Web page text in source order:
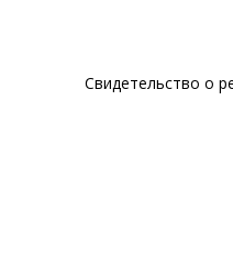
Свидетельство о